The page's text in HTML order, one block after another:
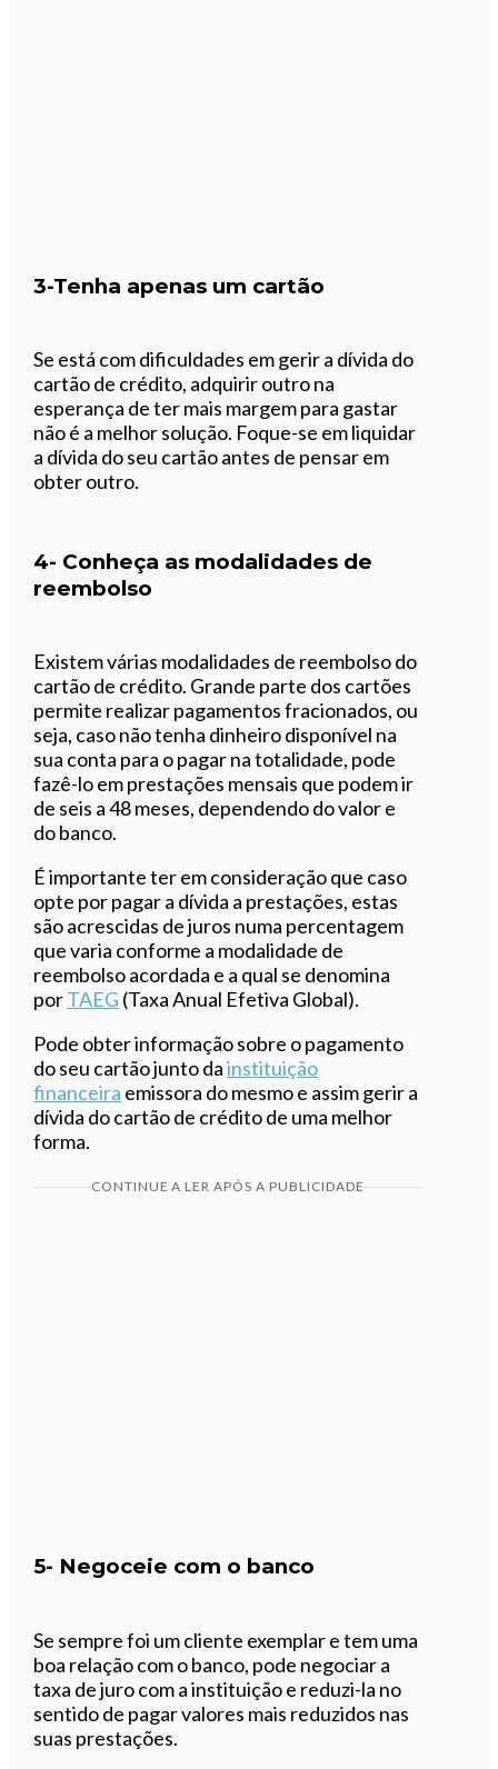
3-Tenha apenas um cartão
Se está com dificuldades em gerir a dívida do
cartão de crédito, adquirir outro na
esperança de ter mais margem para gastar
não é a melhor solução. Foque-se em liquidar
a dívida do seu cartão antes de pensar em
obter outro.
4- Conheça as modalidades de
reembolso
Existem várias modalidades de reembolso do
cartão de crédito. Grande parte dos cartões
permite realizar pagamentos fracionados, ou
seja, caso não tenha dinheiro disponível na
sua conta para o pagar na totalidade, pode
fazê-lo em prestações mensais que podem ir
de seis a 48 meses, dependendo do valor e
do banco.
É importante ter em consideração que caso
opte por pagar a dívida a prestações, estas
são acrescidas de juros numa percentagem
que varia conforme a modalidade de
reembolso acordada e a qual se denomina
porTAEG (Taxa Anual Efetiva Global).
Pode obter informação sobre o pagamento
do seu cartão junto dainstituição
financeira emissora do mesmo e assim gerir a
dívida do cartão de crédito de uma melhor
forma.
CONTINUE A LER APÓS A PUBLICIDADE
5- Negoceie com o banco
Se sempre foi um cliente exemplar e tem uma
boa relação com o banco, pode negociar a
taxa de juro com a instituição e reduzi-la no
sentido de pagar valores mais reduzidos nas
suas prestações.